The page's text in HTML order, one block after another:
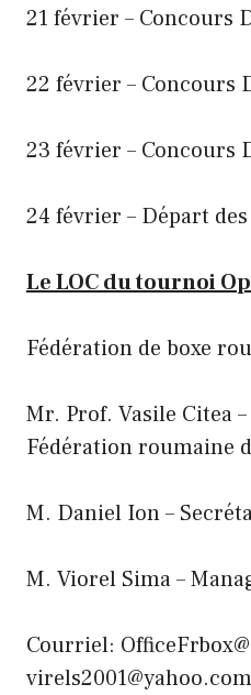
21 février – Concours
22 février – Concours
23 février – Concours
24 février – Départ
Le LOC du tournoi
Fédération de boxe
Mr. Prof. Vasile Citea
Fédération roumaine
M. Daniel Ion –
M. Viorel Sima –
Courriel: